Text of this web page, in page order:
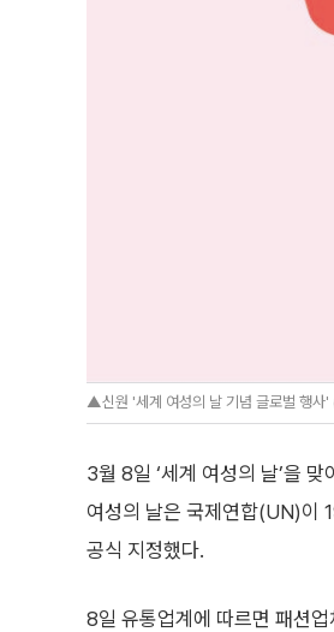
▲신원 '세계 여성의 날 기념 글로벌 행사'
3월 8일 ‘세계 여성의 날’을
여성의 날은 국제연합(UN)이
공식 지정했다.
8일 유통업계에 따르면 패션업